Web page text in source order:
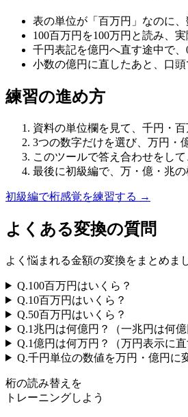
表の単位が「百万円」なのに
100百万円を100万円と読み、
千円表記を億円へ直す途中で
小数の億円に直したあと、口
練習の進め方
資料の単位欄を見て、千円・
3つの数字だけを選び、万円・
このツールで答え合わせをし
最後に初級編で、万・億・兆
初級編で桁感覚を練習する →
よくある変換の質問
よく悩まれる金額の変換をまとめま
Q.100百万円はいくら？
Q.10百万円はいくら？
Q.50百万円はいくら？
Q.1兆円は何億円？（一兆円は何億
Q.1億円は何万円？（万円表示に直
Q.千円単位の数値を万円・億円に
桁の読み替えを
トレーニングしよう